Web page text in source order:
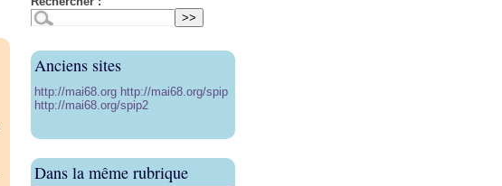
Anciens sites
http://mai68.org http://mai68.org/spip
http://mai68.org/spip2
Dans la même rubrique